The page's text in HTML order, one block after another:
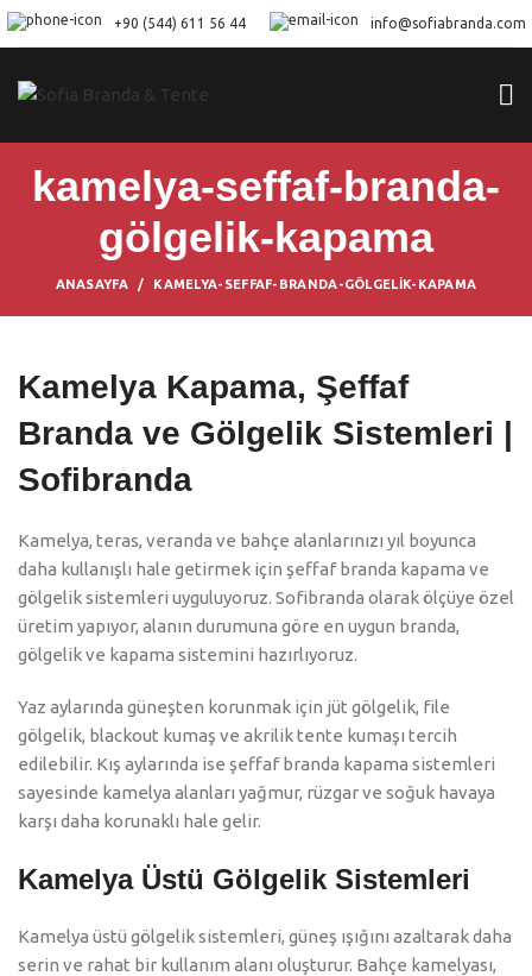
+90 (544) 611 56 44 info@sofiabranda.com
kamelya-seffaf-branda-
gölgelik-kapama
ANASAYFA KAMELYA-SEFFAF-BRANDA-GÖLGELIK-KAPAMA
Kamelya Kapama, Şeffaf
Branda ve Gölgelik Sistemleri |
Sofibranda
Kamelya, teras, veranda ve bahçe alanlarınızı yıl boyunca
daha kullanışlı hale getirmek için şeffaf branda kapama ve
gölgelik sistemleri uyguluyoruz. Sofibranda olarak ölçüye özel
üretim yapıyor, alanın durumuna göre en uygun branda,
gölgelik ve kapama sistemini hazırlıyoruz.
Yaz aylarında güneşten korunmak için jüt gölgelik, file
gölgelik, blackout kumaş ve akrilik tente kumaşı tercih
edilebilir. Kış aylarında ise şeffaf branda kapama sistemleri
sayesinde kamelya alanları yağmur, rüzgar ve soğuk havaya
karşı daha korunaklı hale gelir.
Kamelya Üstü Gölgelik Sistemleri
Kamelya üstü gölgelik sistemleri, güneş ışığını azaltarak daha
serin ve rahat bir kullanım alanı oluşturur. Bahçe kamelyası,